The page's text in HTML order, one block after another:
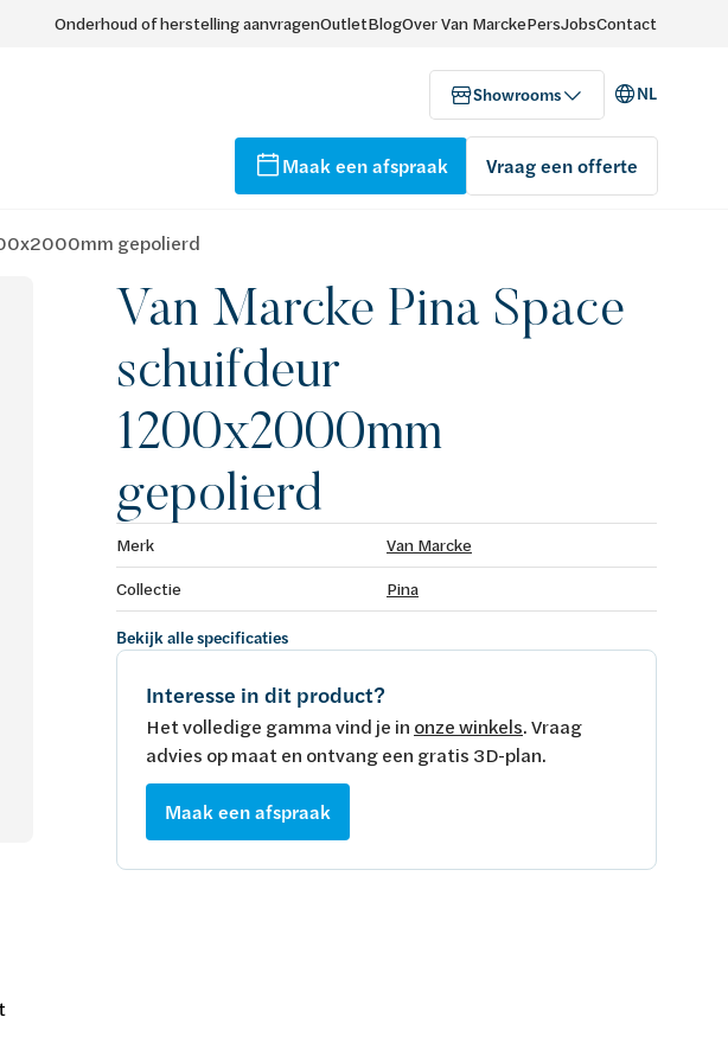
Onderhoud of herstelling aanvragenOutletBlogOver Van MarckePersJobsContact
Showrooms NL
Maak een afspraak Vraag een offerte
gepolierd
Van Marcke Pina Space
schuifdeur
1200x2000mm
gepolierd
Merk
Van Marcke
Collectie
Pina
Bekijk alle specificaties
Interesse in dit product?
Het volledige gamma vind je in onze winkels. Vraag
advies op maat en ontvang een gratis 3D-plan.
Maak een afspraak